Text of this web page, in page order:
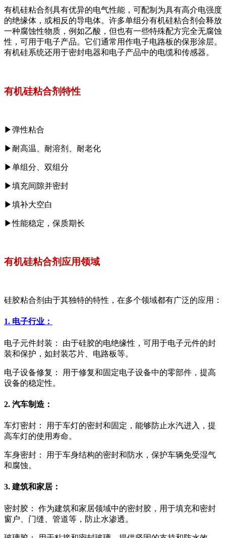
有机硅粘合剂具有优异的电气性能，可配制为具有高介电强度
的绝缘体，或相反的导电体。许多单组分有机硅粘合剂会释放
一种腐蚀性物质，例如乙酸，但也有一些特殊配方完全无腐蚀
性，可用于电子产品。它们通常用作电子电路板的保形涂层。
有机硅系统还用于密封电器和电子产品中的电缆和传感器。
有机硅粘合剂特性
▶弹性粘合
▶耐高温、耐溶剂、耐老化
▶单组分、双组分
▶填充间隙并密封
▶填补大空白
▶性能稳定，保质期长
有机硅粘合剂应用领域
硅胶粘合剂由于其独特的特性，在多个领域都有广泛的应用：
1. 电子行业：
电子元件封装： 由于硅胶的电绝缘性，可用于电子元件的封
装和保护，如封装芯片、电路板等。
电子设备修复： 用于修复和固定电子设备中的零部件，提高
设备的稳定性。
2. 汽车制造：
车灯密封： 用于车灯的密封和固定，能够防止水汽进入，提
高车灯的使用寿命。
车身密封： 用于车身结构的密封和防水，保护车辆免受湿气
和腐蚀。
3. 建筑和家居：
密封胶： 作为建筑和家居领域中的密封胶，用于填充和密封
窗户、门缝、管道等，防止水渗透。